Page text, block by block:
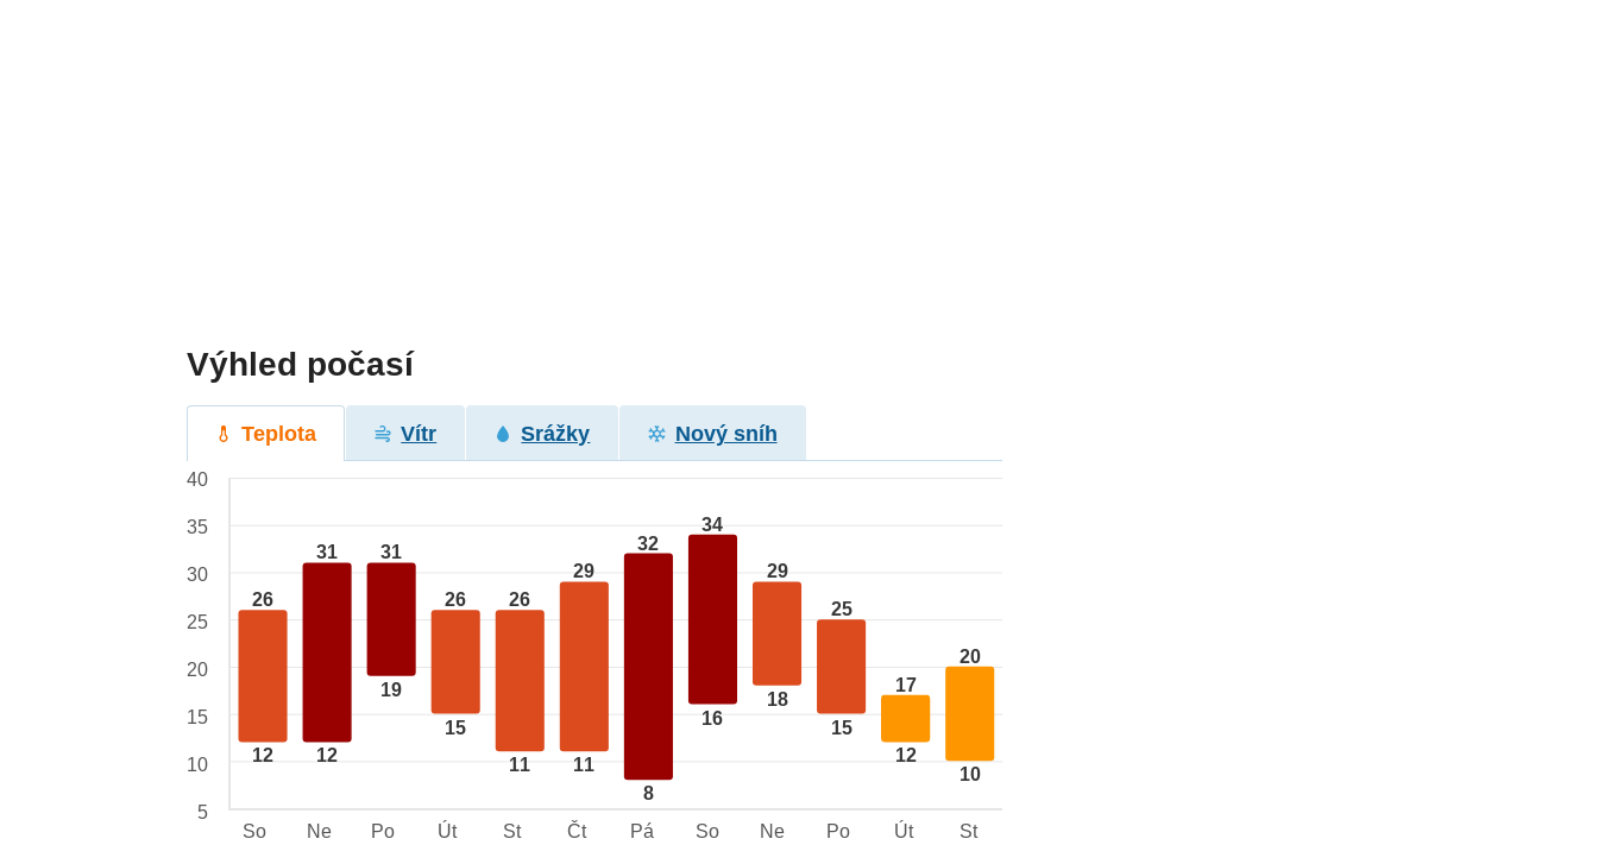
Výhled počasí
Teplota Vítr Srážky Nový sníh
26
12
31
12
31
19
26
15
26
11
29
11
32
8
34
16
29
18
25
15
17
12
20
10
40
35
30
25
20
15
10
5
So
Ne Po Út St Čt Pá So Ne Po Út St